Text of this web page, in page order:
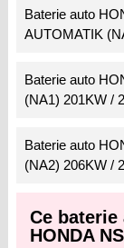
Baterie auto
AUTOMATIK
Baterie auto
(NA1) 201KW /
Baterie auto
(NA2) 206KW /
Ce
HONDA